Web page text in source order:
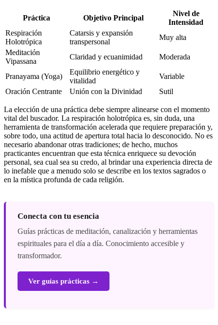
Práctica Objetivo Principal
Nivel de
Intensidad
Respiración
Holotrópica
Catarsis y expansión
transpersonal
Muy alta
Meditación
Vipassana
Claridad y ecuanimidad Moderada
Pranayama (Yoga)
Equilibrio energético y
vitalidad
Variable
Oración Centrante
Unión con la Divinidad Sutil
La elección de una práctica debe siempre alinearse con el momento
vital del buscador. La respiración holotrópica es, sin duda, una
herramienta de transformación acelerada que requiere preparación y,
sobre todo, una actitud de apertura total hacia lo desconocido. No es
necesario abandonar otras tradiciones; de hecho, muchos
practicantes encuentran que esta técnica enriquece su devoción
personal, sea cual sea su credo, al brindar una experiencia directa de
lo inefable que a menudo solo se describe en los textos sagrados o
en la mística profunda de cada religión.
Conecta con tu esencia
Guías prácticas de meditación, canalización y herramientas
espirituales para el día a día. Conocimiento accesible y
transformador.
Ver guías prácticas →